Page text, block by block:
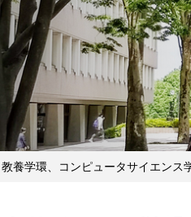
教養学環、コンピュータサイエンス